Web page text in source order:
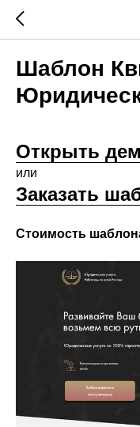
Шаблон
Открыть
или
Заказать
Стоимость